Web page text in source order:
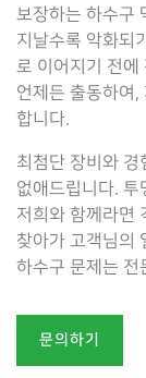
보장하는 하수구
지날수록 악화되
로 이어지기 전
언제든 출동하여,
합니다.
최첨단 장비와 경
없애드립니다. 투
저희와 함께라면
찾아가 고객님의
하수구 문제는 전
문의하기